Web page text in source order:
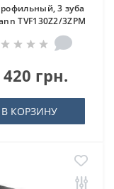
3 зуба
TVF130Z2/3ZPM
420 грн.
В КОРЗИНУ